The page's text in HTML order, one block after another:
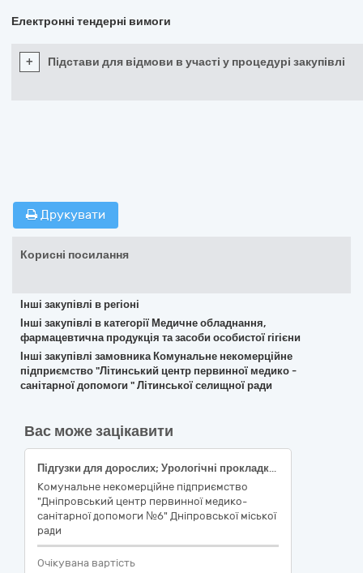
Електронні тендерні вимоги
+ Підстави для відмови в участі у процедурі закупівлі
Друкувати
Корисні посилання
Інші закупівлі в регіоні
Інші закупівлі в категорії Медичне обладнання,
фармацевтична продукція та засоби особистої гігієни
Інші закупівлі замовника Комунальне некомерційне
підприємство "Літинський центр первинної медико -
санітарної допомоги " Літинської селищної ради
Вас може зацікавити
Підгузки для дорослих; Урологічні прокладки; Урологічні прокладки; Підгузки для дітей
Комунальне некомерційне підприємство
"Дніпровський центр первинної медико-
санітарної допомоги №6" Дніпровської міської
ради
Очікувана вартість